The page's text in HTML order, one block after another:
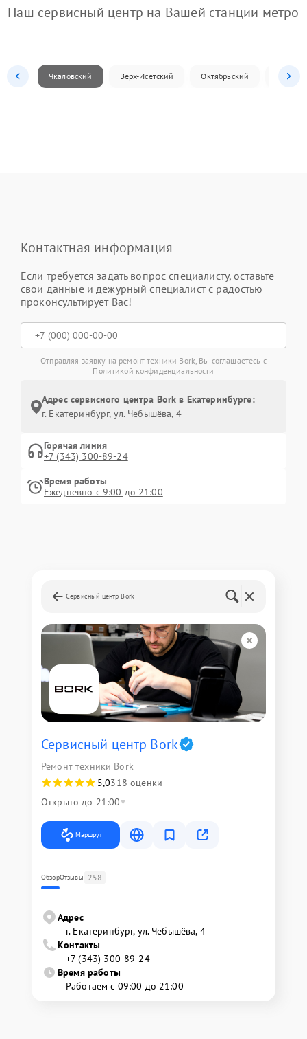
Наш сервисный центр на Вашей станции метро
Чкаловский Верх-Исетский Октябрьский
Контактная информация
Если требуется задать вопрос специалисту, оставьте
свои данные и дежурный специалист с радостью
проконсультирует Вас!
Отправляя заявку на ремонт техники Bork, Вы соглашаетесь с
Политикой конфиденциальности
Адрес сервисного центра Bork в Екатеринбурге:
г. Екатеринбург, ул. Чебышёва, 4
Горячая линия
+7 (343) 300-89-24
Время работы
Ежедневно с 9:00 до 21:00
Сервисный центр Bork
Сервисный центр Bork
Ремонт техники Bork
5,0318 оценки
Открыто до 21:00
Маршрут
ОбзорОтзывы 258
Адрес
г. Екатеринбург, ул. Чебышёва, 4
Контакты
+7 (343) 300-89-24
Время работы
Работаем с 09:00 до 21:00